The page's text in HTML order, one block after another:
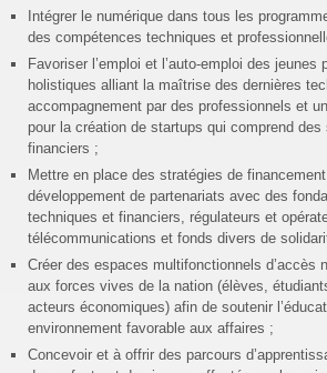
Intégrer le numérique dans tous les
des compétences techniques et
Favoriser l’emploi et l’auto-emploi des jeunes
holistiques alliant la maîtrise des dernières
accompagnement par des professionnels et
pour la création de startups qui comprend
financiers ;
Mettre en place des stratégies de
développement de partenariats avec des
techniques et financiers, régulateurs et
télécommunications et fonds divers de
Créer des espaces multifonctionnels d’accès
aux forces vives de la nation (élèves,
acteurs économiques) afin de soutenir
environnement favorable aux affaires ;
Concevoir et à offrir des parcours